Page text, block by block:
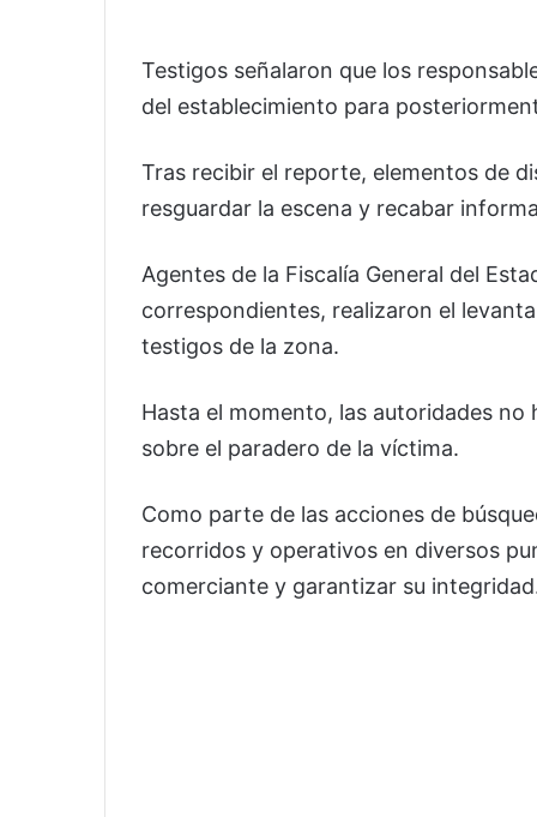
Testigos señalaron que los
del establecimiento para
Tras recibir el reporte, elementos de
resguardar la escena y recabar
Agentes de la Fiscalía General del
correspondientes, realizaron el
testigos de la zona.
Hasta el momento, las autoridades
sobre el paradero de la víctima.
Como parte de las acciones de
recorridos y operativos en diversos
comerciante y garantizar su